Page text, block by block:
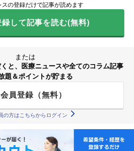
スの登録だけで記事が読めます
して記事を読む(無料)
または
と、医療ニュースや全てのコラム記事
題＆ポイントが貯まる
員登録（無料）
の方はこちらからログイン